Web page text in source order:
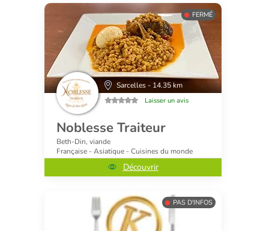
FERMÉ
Sarcelles - 14.35 km
Laisser un avis
Noblesse Traiteur
Beth-Din, viande
Française - Asiatique - Cuisines du monde
Découvrir
PAS D'INFOS